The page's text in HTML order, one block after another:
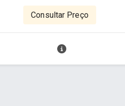
Consultar Preço